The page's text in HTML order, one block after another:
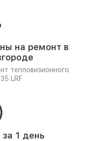
на ремонт в
тепловизионного
LRF
1 день